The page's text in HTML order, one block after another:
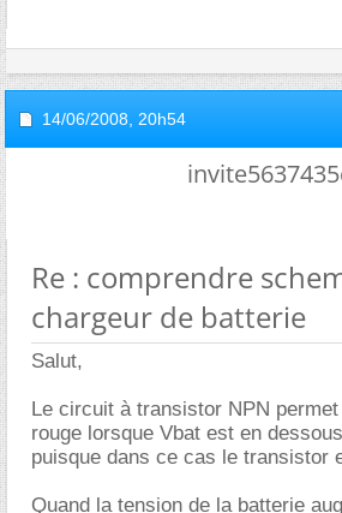
14/06/2008, 20h54
Re : comprendre
chargeur de batterie
Salut,
Le circuit à transistor NPN
rouge lorsque Vbat est en
puisque dans ce cas le transistor
Quand la tension de la batterie